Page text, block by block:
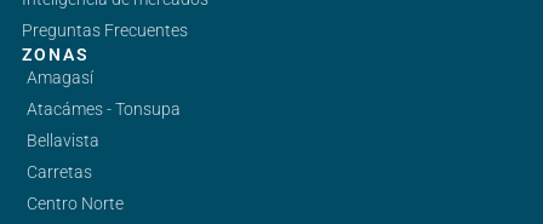
Preguntas Frecuentes
ZONAS
Amagasí
Atacámes - Tonsupa
Bellavista
Carretas
Centro Norte